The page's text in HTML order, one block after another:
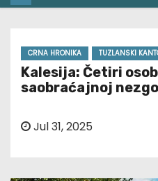
CRNA HRONIKA TUZLANSKI
Kalesija: Četiri
saobraćajnoj
Jul 31, 2025